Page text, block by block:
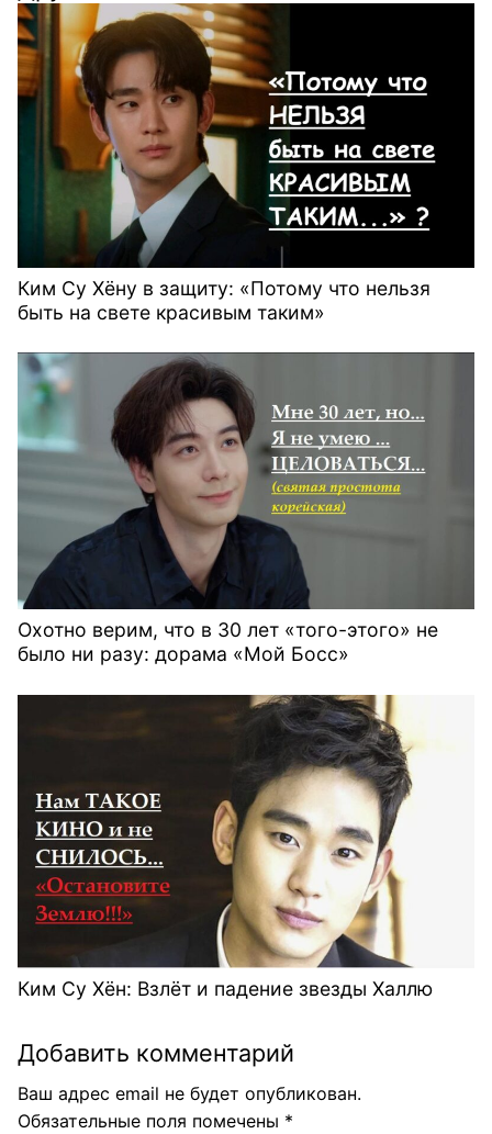
Ким Су Хёну в защиту: «Потому что нельзя
быть на свете красивым таким»
Охотно верим, что в 30 лет «того-этого» не
было ни разу: дорама «Мой Босс»
Ким Су Хён: Взлёт и падение звезды Халлю
Добавить комментарий
Ваш адрес email не будет опубликован.
Обязательные поля помечены *